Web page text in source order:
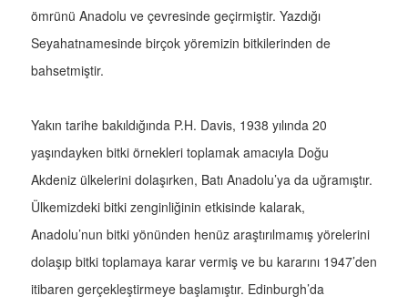
ömrünü Anadolu ve çevresinde geçirmiştir. Yazdığı
Seyahatnamesinde birçok yöremizin bitkilerinden de
bahsetmiştir.
Yakın tarihe bakıldığında P.H. Davis, 1938 yılında 20
yaşındayken bitki örnekleri toplamak amacıyla Doğu
Akdeniz ülkelerini dolaşırken, Batı Anadolu’ya da uğramıştır.
Ülkemizdeki bitki zenginliğinin etkisinde kalarak,
Anadolu’nun bitki yönünden henüz araştırılmamış yörelerini
dolaşıp bitki toplamaya karar vermiş ve bu kararını 1947’den
itibaren gerçekleştirmeye başlamıştır. Edinburgh’da